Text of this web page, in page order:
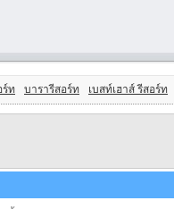
ร์ท บารารีสอร์ท เบสท์เฮาส์ รีสอร์ท